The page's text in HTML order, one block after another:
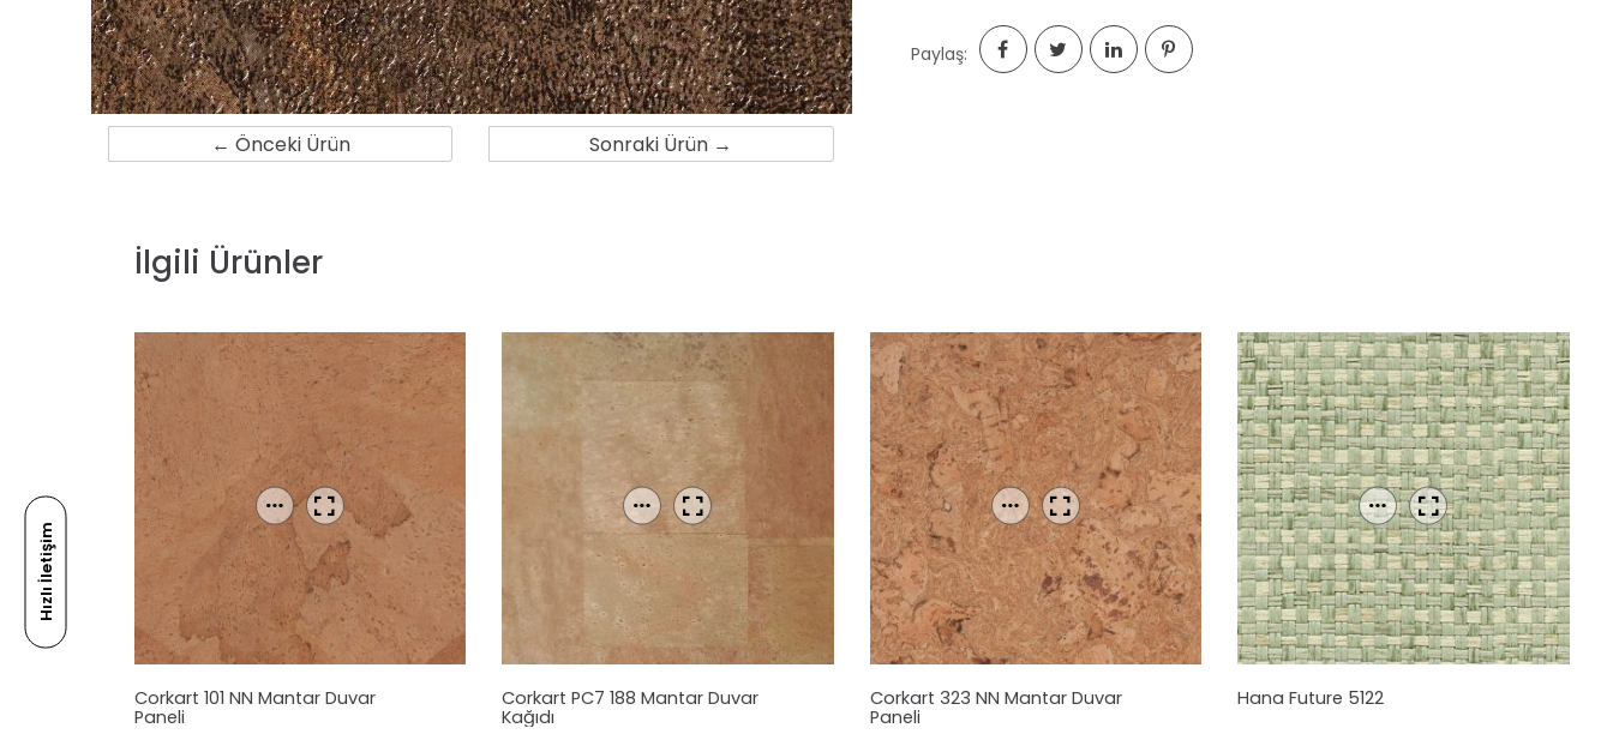
Hızlı İletişim
← Önceki Ürün Sonraki Ürün →
Paylaş:
İlgili Ürünler
Corkart 101 NN Mantar Duvar
Paneli
Corkart PC7 188 Mantar Duvar
Kağıdı
Corkart 323 NN Mantar Duvar
Paneli
Hana Future 5122